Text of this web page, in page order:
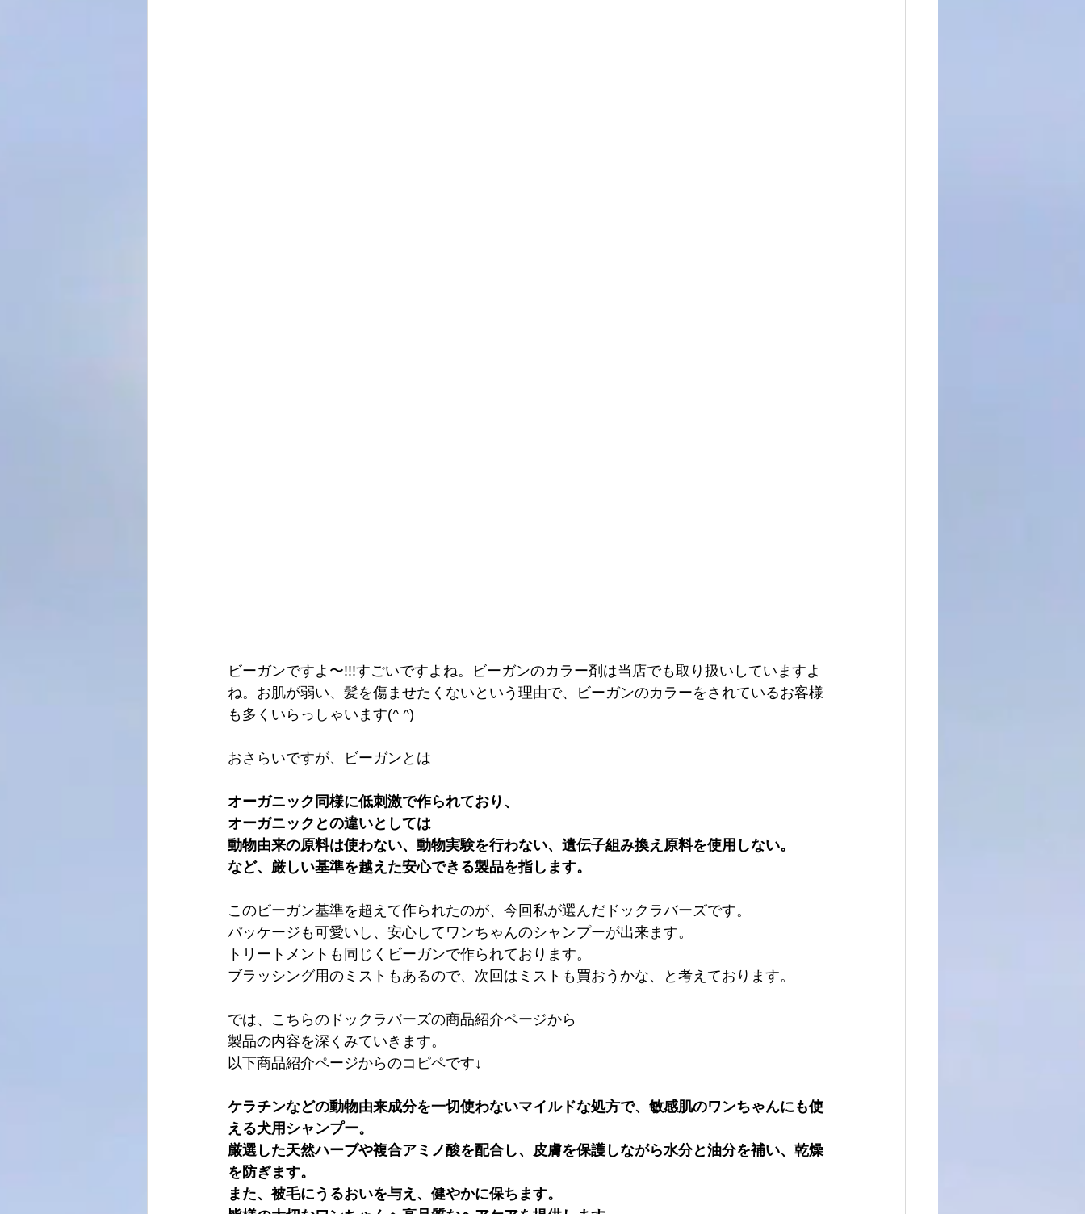
ビーガンですよ〜!!!すごいですよね。ビーガンのカラー剤は当店でも取り扱いしていますよ
ね。お肌が弱い、髪を傷ませたくないという理由で、ビーガンのカラーをされているお客様
も多くいらっしゃいます(^ ^)
おさらいですが、ビーガンとは
オーガニック同様に低刺激で作られており、
オーガニックとの違いとしては
動物由来の原料は使わない、動物実験を行わない、遺伝子組み換え原料を使用しない。
など、厳しい基準を越えた安心できる製品を指します。
このビーガン基準を超えて作られたのが、今回私が選んだドックラバーズです。
パッケージも可愛いし、安心してワンちゃんのシャンプーが出来ます。
トリートメントも同じくビーガンで作られております。
ブラッシング用のミストもあるので、次回はミストも買おうかな、と考えております。
では、こちらのドックラバーズの商品紹介ページから
製品の内容を深くみていきます。
以下商品紹介ページからのコピペです↓
ケラチンなどの動物由来成分を一切使わないマイルドな処方で、敏感肌のワンちゃんにも使
える犬用シャンプー。
厳選した天然ハーブや複合アミノ酸を配合し、皮膚を保護しながら水分と油分を補い、乾燥
を防ぎます。
また、被毛にうるおいを与え、健やかに保ちます。